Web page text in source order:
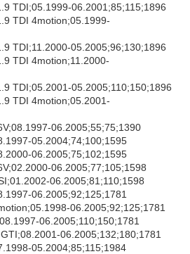
TDI;05.1999-06.2001;85;115;1896
TDI 4motion;05.1999-
TDI;11.2000-05.2005;96;130;1896
TDI 4motion;11.2000-
TDI;05.2001-05.2005;110;150;1896
TDI 4motion;05.2001-
06.2005;55;75;1390
05.2004;74;100;1595
06.2005;75;102;1595
06.2005;77;105;1598
06.2005;81;110;1598
06.2005;92;125;1781
06.2005;92;125;1781
06.2005;110;150;1781
06.2005;132;180;1781
05.2004;85;115;1984